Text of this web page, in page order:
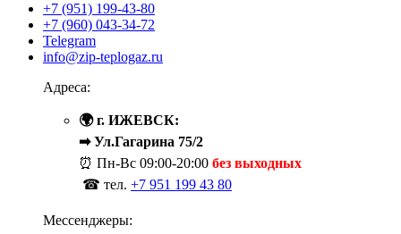
+7 (951) 199-43-80
+7 (960) 043-34-72
Telegram
info@zip-teplogaz.ru
Адреса:
🌍 г. ИЖЕВСК:
➡ Ул.Гагарина 75/2
⏰ Пн-Вс 09:00-20:00 без выходных
☎ тел. +7 951 199 43 80
Мессенджеры: